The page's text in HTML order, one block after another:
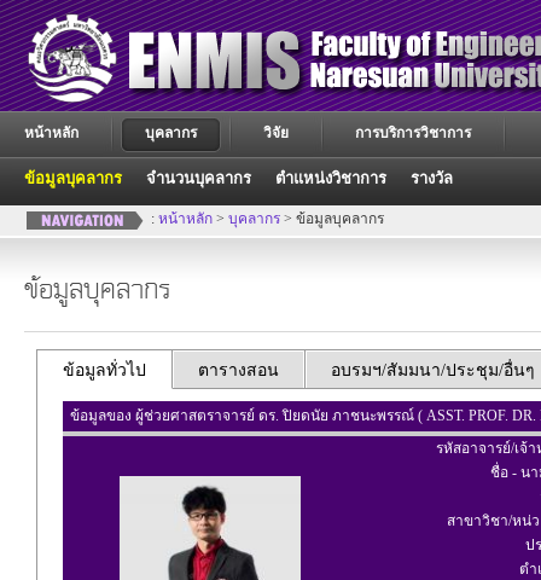
หน้าหลัก บุคลากร
ข้อมูลบุคลากร จำนวนบุคลากร ตำแหน่งวิชาการ รางวัล
วิจัย การบริการวิชาการ
: หน้าหลัก > บุคลากร > ข้อมูลบุคลากร
ข้อมูลบุคลากร
ข้อมูลทั่วไป ตารางสอน อบรมฯ/สัมมนา/ประชุม/อื่นๆ
ข้อมูลของ ผู้ช่วยศาสตราจารย์ ดร. ปิยดนัย ภาชนะพรรณ์ ( ASST. PROF.
รหัสอาจารย์/เจ้
ชื่อ - น
สาขาวิชา/หน่
ป
ต